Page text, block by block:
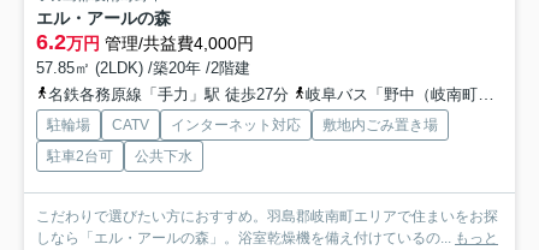
エル・アールの森
6.2万円 管理/共益費4,000円
57.85㎡ (2LDK) /築20年 /2階建
名鉄各務原線「手力」駅 徒歩27分
岐阜バス「野中（岐南町）」バス停下車 徒歩2分
駐輪場 CATV インターネット対応
敷地内ごみ置き場
駐車2台可
公共下水
こだわりで選びたい方におすすめ。羽島郡岐南町エリアで住まいをお探
しなら「エル・アールの森」。浴室乾燥機を備え付けているの... もっと